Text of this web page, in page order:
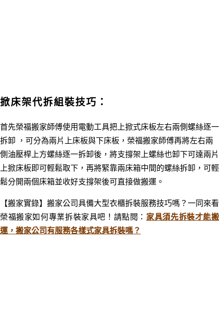
掀床架代拆組裝技巧：
首先榮福搬家師傅使用電動工具把上掀式床板左右兩側螺絲逐一
拆卸 ，可分為兩片上床板與下床板，榮福搬家師傅再將左右兩
側油壓桿上方螺絲逐一拆卸後，將支撐架上螺絲也卸下可達兩片
上掀床板即可輕鬆取下，再將緊靠兩床箱中間的螺絲拆卸，可輕
鬆分開兩個床箱並收好支撐架後可直接做搬運。
【搬家實錄】搬家公司具備大型衣櫃拆裝服務技巧嗎？一同來看
榮福搬家如何專業拆裝家具吧！請點閱： 家具須先拆裝才能搬
運，搬家公司有服務各樣式家具拆裝嗎？